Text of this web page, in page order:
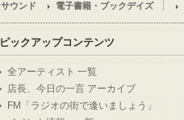
サウンド 電子書籍・ブックデイズ
ピックアップコンテンツ
全アーティスト 一覧
店長、今日の一言 アーカイブ
FM「ラジオの街で逢いましょう」